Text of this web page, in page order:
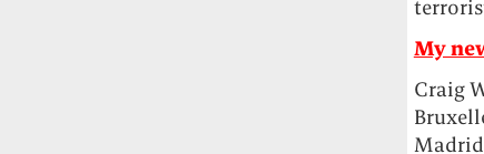
My
Craig